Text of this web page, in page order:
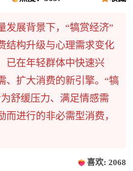
发展背景下，“犒赏经济”
结构升级与心理需求变化
已在年轻群体中快速兴
、扩大消费的新引擎。“犒
舒缓压力、满足情感需
而进行的非必需型消费，
喜欢: 2068